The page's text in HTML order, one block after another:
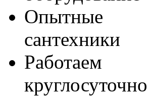
Опытные
сантехники
Работаем
круглосуточно